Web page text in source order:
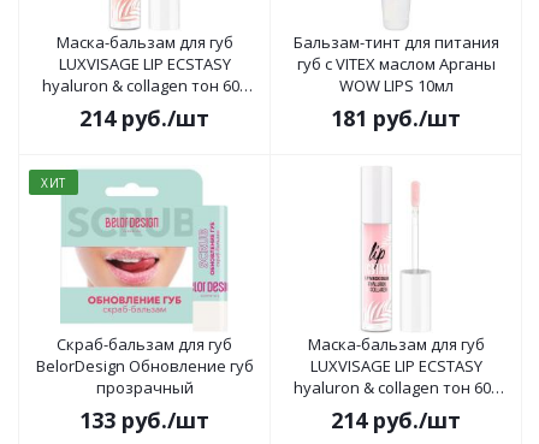
Маска-бальзам для губ
LUXVISAGE LIP ECSTASY
hyaluron & collagen тон 602
Peach
214руб./шт
Бальзам-тинт для питания
губ с VITEX маслом Арганы
WOW LIPS 10мл
181 руб./шт
ХИТ
Скраб-бальзам для губ
BelorDesign Обновление губ
прозрачный
133 руб./шт
Маска-бальзам для губ
LUXVISAGE LIP ECSTASY
hyaluron & collagen тон 601
Rose
214руб./шт